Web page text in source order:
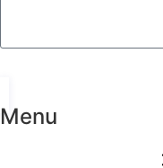
Menu